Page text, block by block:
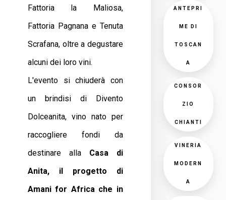
Fattoria la Maliosa,
Fattoria Pagnana e Tenuta
Scrafana, oltre a degustare
alcuni dei loro vini.
L'evento si chiuderà con
un brindisi di Divento
Dolceanita, vino nato per
raccogliere fondi da
destinare allaCasa di
Anita, il progetto di
Amani for Africa che in
ANTEPRI
ME DI
TOSCAN
A
CONSOR
ZIO
CHIANTI
VINERIA
MODERN
A